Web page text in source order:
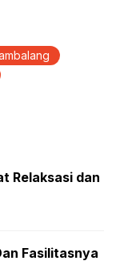
Relaksasi dan
Fasilitasnya